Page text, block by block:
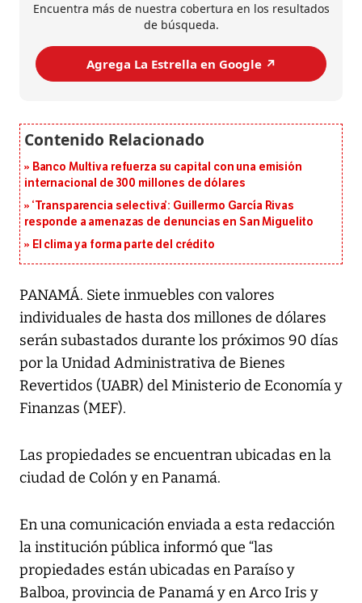
Encuentra más de nuestra cobertura en los resultados
de búsqueda.
Agrega La Estrella en Google ↗️
Banco Multiva refuerza su capital con una emisión
internacional de 300 millones de dólares
‘Transparencia selectiva’: Guillermo García Rivas
responde a amenazas de denuncias en San Miguelito
El clima ya forma parte del crédito
PANAMÁ. Siete inmuebles con valores
individuales de hasta dos millones de dólares
serán subastados durante los próximos 90 días
por la Unidad Administrativa de Bienes
Revertidos (UABR) del Ministerio de Economía y
Finanzas (MEF).
Las propiedades se encuentran ubicadas en la
ciudad de Colón y en Panamá.
En una comunicación enviada a esta redacción
la institución pública informó que “las
propiedades están ubicadas en Paraíso y
Balboa, provincia de Panamá y en Arco Iris y